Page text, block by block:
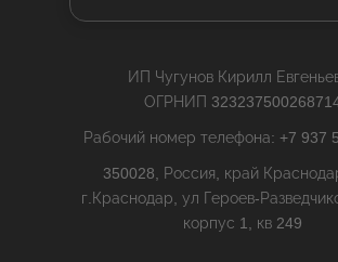
ИП Чугунов Кирилл
ОГРНИП
Рабочий номер телефона: +7 937
350028, Россия, край
г.Краснодар, ул Героев-
корпус 1, кв 249